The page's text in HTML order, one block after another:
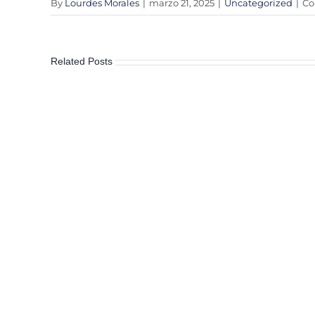
By Lourdes Morales | marzo 21, 2025 | Uncategorized |
Related Posts